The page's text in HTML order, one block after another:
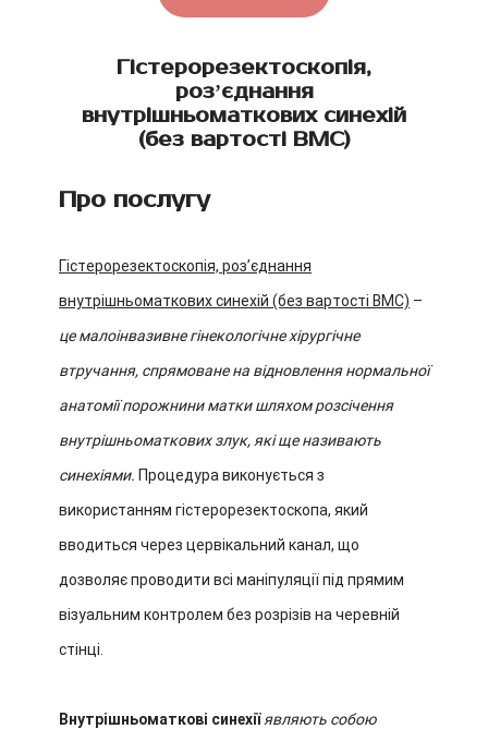
Гістерорезектоскопія,
розʼєднання
внутрішньоматкових синехій
(без вартості ВМС)
Про послугу
Гістерорезектоскопія, розʼєднання
внутрішньоматкових синехій (без вартості ВМС) –
це малоінвазивне гінекологічне хірургічне
втручання, спрямоване на відновлення нормальної
анатомії порожнини матки шляхом розсічення
внутрішньоматкових злук, які ще називають
синехіями. Процедура виконується з
використанням гістерорезектоскопа, який
вводиться через цервікальний канал, що
дозволяє проводити всі маніпуляції під прямим
візуальним контролем без розрізів на черевній
стінці.
Внутрішньоматкові синехії являють собою